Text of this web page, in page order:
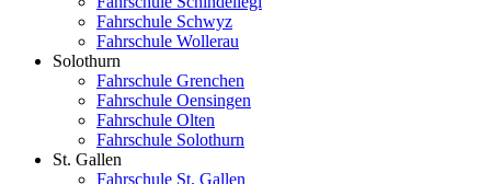
Fahrschule Schwyz
Fahrschule Wollerau
Solothurn
Fahrschule Grenchen
Fahrschule Oensingen
Fahrschule Olten
Fahrschule Solothurn
St. Gallen
Fahrschule St. Gallen